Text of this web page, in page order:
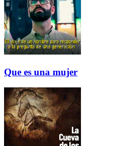
Que es una mujer